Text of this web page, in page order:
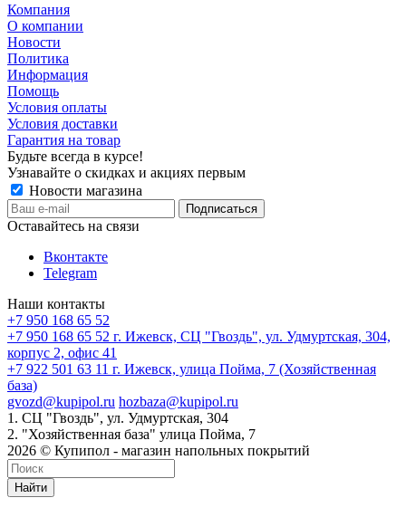
Компания
О компании
Новости
Политика
Информация
Помощь
Условия оплаты
Условия доставки
Гарантия на товар
Будьте всегда в курсе!
Узнавайте о скидках и акциях первым
Новости магазина
Оставайтесь на связи
Вконтакте
Telegram
Наши контакты
+7 950 168 65 52
+7 950 168 65 52 г. Ижевск, СЦ "Гвоздь", ул. Удмуртская, 304,
корпус 2, офис 41
+7 922 501 63 11 г. Ижевск, улица Пойма, 7 (Хозяйственная
база)
gvozd@kupipol.ru hozbaza@kupipol.ru
1. СЦ "Гвоздь", ул. Удмуртская, 304
2. "Хозяйственная база" улица Пойма, 7
2026 © Купипол - магазин напольных покрытий
Найти